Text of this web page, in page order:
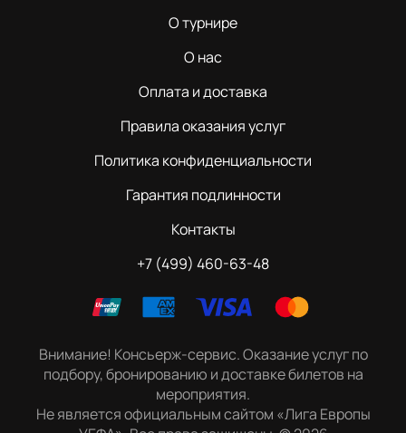
О турнире
О нас
Оплата и доставка
Правила оказания услуг
Политика конфиденциальности
Гарантия подлинности
Контакты
+7 (499) 460-63-48
Внимание! Консьерж-сервис. Оказание услуг по
подбору, бронированию и доставке билетов на
мероприятия.
Не является официальным сайтом «Лига Европы